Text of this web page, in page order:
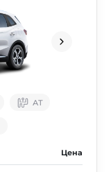
АТ
Цена